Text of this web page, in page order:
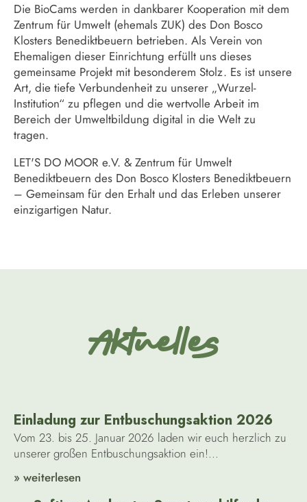
Die BioCams werden in dankbarer Kooperation mit dem
Zentrum für Umwelt (ehemals ZUK) des Don Bosco
Klosters Benediktbeuern betrieben. Als Verein von
Ehemaligen dieser Einrichtung erfüllt uns dieses
gemeinsame Projekt mit besonderem Stolz. Es ist unsere
Art, die tiefe Verbundenheit zu unserer „Wurzel-
Institution“ zu pflegen und die wertvolle Arbeit im
Bereich der Umweltbildung digital in die Welt zu
tragen.
LET'S DO MOOR e.V. & Zentrum für Umwelt
Benediktbeuern des Don Bosco Klosters Benediktbeuern
– Gemeinsam für den Erhalt und das Erleben unserer
einzigartigen Natur.
Aktuelles
Einladung zur Entbuschungsaktion 2026
Vom 23. bis 25. Januar 2026 laden wir euch herzlich zu
unserer großen Entbuschungsaktion ein!...
» weiterlesen